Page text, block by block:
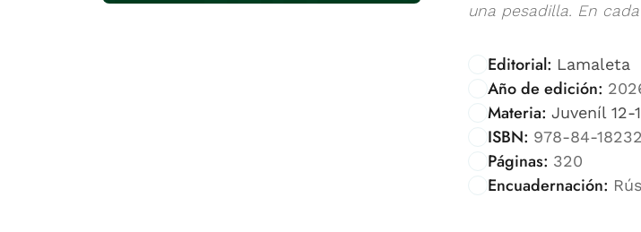
una pesadilla. En
Editorial: Lamaleta
Año de edición:
Materia: Juveníl 12-
ISBN: 978-84-
Páginas: 320
Encuadernación: